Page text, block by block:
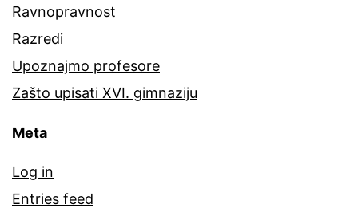
Ravnopravnost
Razredi
Upoznajmo profesore
Zašto upisati XVI. gimnaziju
Meta
Log in
Entries feed